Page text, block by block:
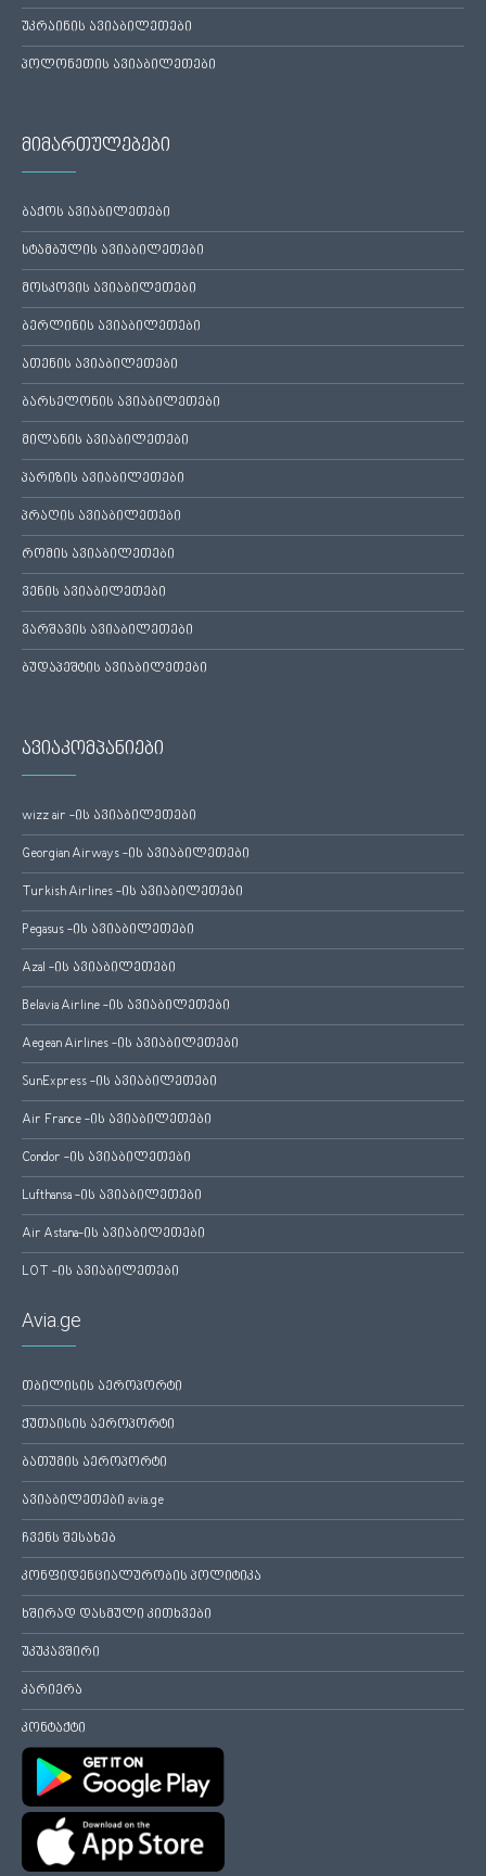
უკრაინის ავიაბილეთები
პოლონეთის ავიაბილეთები
მიმართულებები
ბაქოს ავიაბილეთები
სტამბულის ავიაბილეთები
მოსკოვის ავიაბილეთები
ბერლინის ავიაბილეთები
ათენის ავიაბილეთები
ბარსელონის ავიაბილეთები
მილანის ავიაბილეთები
პარიზის ავიაბილეთები
პრაღის ავიაბილეთები
რომის ავიაბილეთები
ვენის ავიაბილეთები
ვარშავის ავიაბილეთები
ბუდაპეშტის ავიაბილეთები
ავიაკომპანიები
wizz air -ის ავიაბილეთები
Georgian Airways -ის ავიაბილეთები
Turkish Airlines -ის ავიაბილეთები
Pegasus -ის ავიაბილეთები
Azal -ის ავიაბილეთები
Belavia Airline -ის ავიაბილეთები
Aegean Airlines -ის ავიაბილეთები
SunExpress -ის ავიაბილეთები
Air France -ის ავიაბილეთები
Condor -ის ავიაბილეთები
Lufthansa -ის ავიაბილეთები
Air Astana-ის ავიაბილეთები
LOT -ის ავიაბილეთები
Avia.ge
თბილისის აეროპორტი
ქუთაისის აეროპორტი
ბათუმის აეროპორტი
ავიაბილეთები avia.ge
ჩვენს შესახებ
კონფიდენციალურობის პოლიტიკა
ხშირად დასმული კითხვები
უკუკავშირი
კარიერა
კონტაქტი